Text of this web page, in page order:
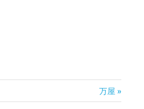
次
の
万屋